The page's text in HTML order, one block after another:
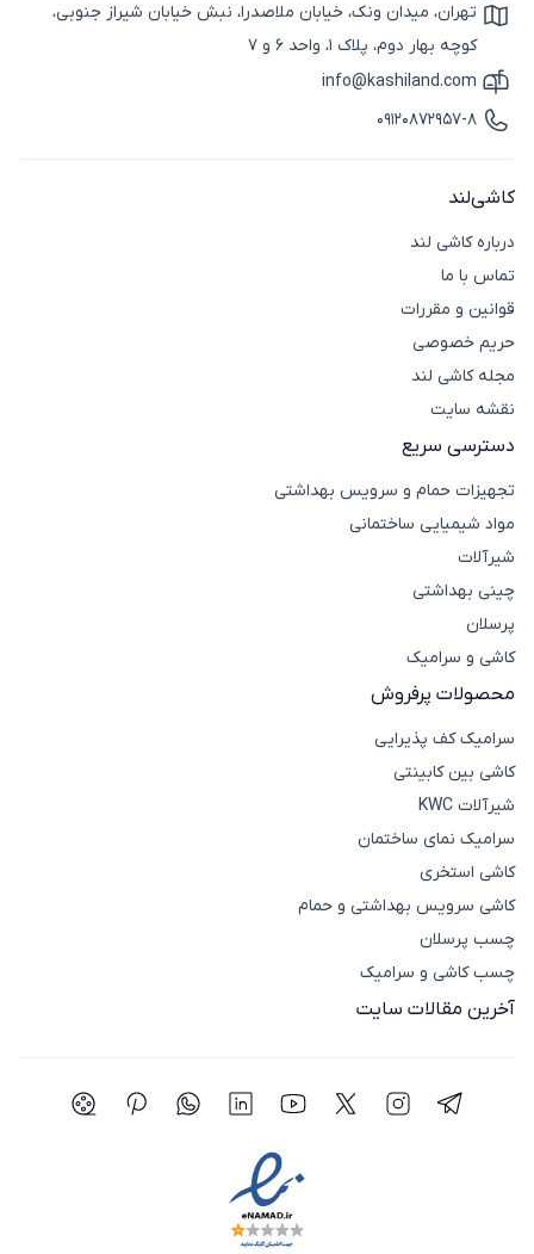
آیکون نقشه
تهران، میدان ونک، خیابان ملاصدرا، نبش خیابان شیراز جنوبی،
کوچه بهار دوم، پلاک 1، واحد 6 و 7
آیکون ایمیل
info@kashiland.com
آیکون تماس
09120872957-8
کاشی‌لند
درباره کاشی لند
تماس با ما
قوانین و مقررات
حریم خصوصی
مجله کاشی لند
نقشه سایت
دسترسی سریع
تجهیزات حمام و سرویس بهداشتی
مواد شیمیایی ساختمانی
شیرآلات
چینی بهداشتی
پرسلان
کاشی و سرامیک
محصولات پرفروش
سرامیک کف پذیرایی
کاشی بین کابینتی
شیرآلات KWC
سرامیک نمای ساختمان
کاشی استخری
کاشی سرویس بهداشتی و حمام
چسب پرسلان
چسب کاشی و سرامیک
آخرین مقالات سایت
شبکه اجتماعی تلگرام
شبکه اجتماعی اینستاگرام
شبکه اجتماعی توییتر(ایکس)
شبکه اجتماعی یوتیوب
شبکه اجتماعی لینکدین
شبکه اجتماعی واتساپ
شبکه اجتماعی
شبکه